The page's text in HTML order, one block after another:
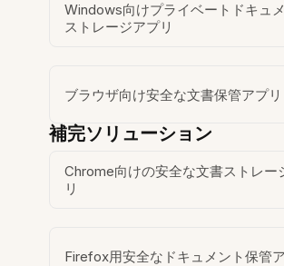
Windows向けプライベートドキュ
ストレージアプリ
ブラウザ向け安全な文書保管アプリ
補完ソリューション
Chrome向けの安全な文書ストレー
リ
Firefox用安全なドキュメント保管